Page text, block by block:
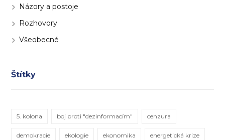
Názory a postoje
Rozhovory
Všeobecné
Štítky
5. kolona boj proti "dezinformacím" cenzura
demokracie ekologie ekonomika energetická krize